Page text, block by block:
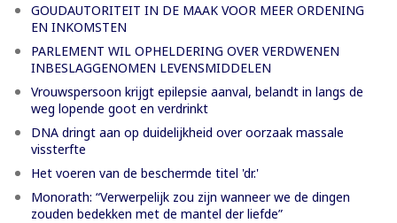
GOUDAUTORITEIT IN DE MAAK VOOR MEER ORDENING
EN INKOMSTEN
PARLEMENT WIL OPHELDERING OVER VERDWENEN
INBESLAGGENOMEN LEVENSMIDDELEN
Vrouwspersoon krijgt epilepsie aanval, belandt in langs de
weg lopende goot en verdrinkt
DNA dringt aan op duidelijkheid over oorzaak massale
vissterfte
Het voeren van de beschermde titel 'dr.'
Monorath: “Verwerpelijk zou zijn wanneer we de dingen
zouden bedekken met de mantel der liefde”